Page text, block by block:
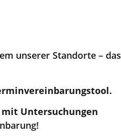
unserer Standorte – das
Untersuchungen